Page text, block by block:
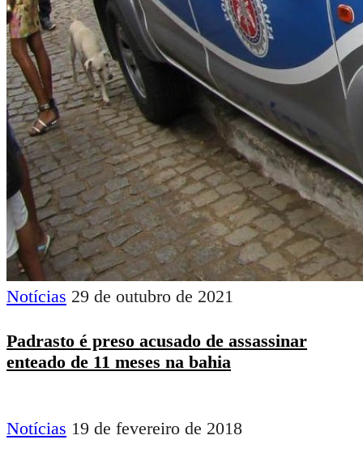
Notícias 29 de outubro de 2021
Padrasto é preso acusado de assassinar
enteado de 11 meses na bahia
Notícias 19 de fevereiro de 2018